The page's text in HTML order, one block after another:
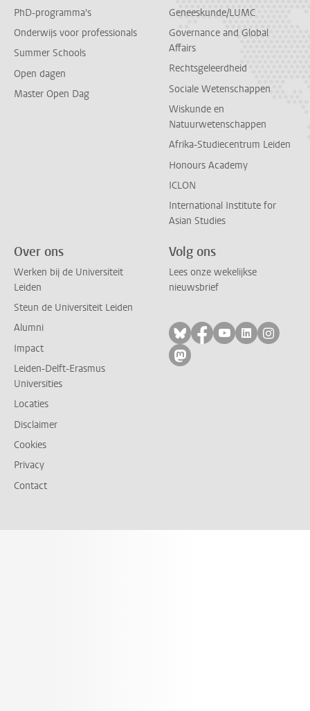
PhD-programma's
Onderwijs voor professionals
Summer Schools
Open dagen
Master Open Dag
Geneeskunde/LUMC
Governance and Global
Affairs
Rechtsgeleerdheid
Sociale Wetenschappen
Wiskunde en
Natuurwetenschappen
Afrika-Studiecentrum Leiden
Honours Academy
ICLON
International Institute for
Asian Studies
Over ons
Werken bij de Universiteit
Leiden
Steun de Universiteit Leiden
Alumni
Impact
Leiden-Delft-Erasmus
Universities
Locaties
Disclaimer
Cookies
Privacy
Contact
Volg ons
Lees onze wekelijkse
nieuwsbrief
Volg ons op bluesky
Volg ons op
Volg ons op
Volg ons
Volg
Volg ons op mastodon